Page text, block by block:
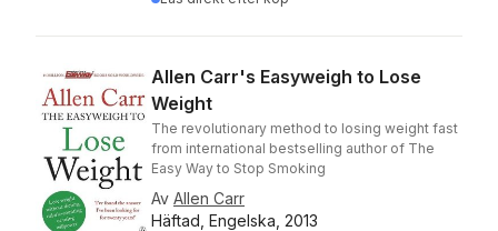
Allen Carr's Easyweigh to Lose
Weight
The revolutionary method to losing weight fast
from international bestselling author of The
Easy Way to Stop Smoking
Av Allen Carr
Häftad, Engelska, 2013